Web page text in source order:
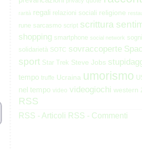
rarità regali relazioni sociali religione
rune sarcasmo script scrittura
shopping smartphone social network sogni
solidarietà SOTC sovraccoperte
sport Star Trek Steve Jobs
tempo truffe Ucraina umorismo
nel tempo video videogiochi western
RSS
RSS - Articoli RSS - Commenti